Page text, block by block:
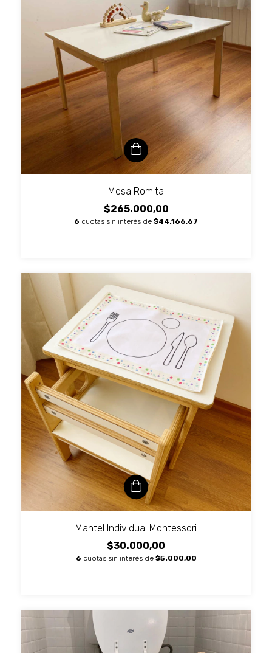
Mesa Romita
$265.000,00
6 cuotas sin interés de $44.166,67
Mantel Individual Montessori
$30.000,00
6 cuotas sin interés de $5.000,00